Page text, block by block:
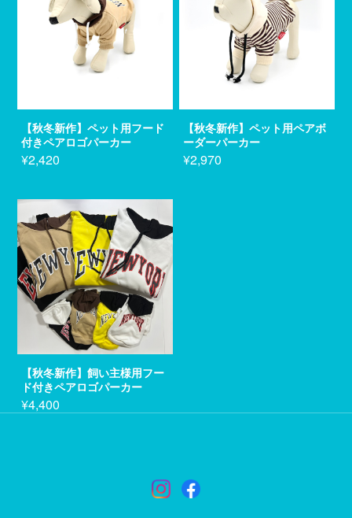
【秋冬新作】ペット用フード
付きペアロゴパーカー
¥2,420
【秋冬新作】ペット用ペアボ
ーダーパーカー
¥2,970
【秋冬新作】飼い主様用フー
ド付きペアロゴパーカー
¥4,400